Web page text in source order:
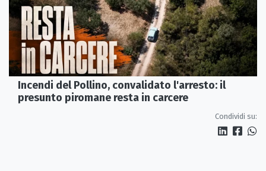
Incendi del Pollino, convalidato l'arresto: il
presunto piromane resta in carcere
Condividi su: